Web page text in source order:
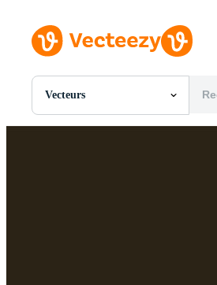
Vecteurs
Toutes Images